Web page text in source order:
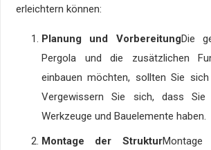
erleichtern können:
Planung und VorbereitungDie
Pergola und die zusätzlichen
einbauen möchten, sollten Sie
Vergewissern Sie sich, dass Sie
Werkzeuge und Bauelemente haben.
Montage der StrukturMontage